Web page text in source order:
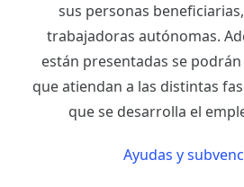
sus personas
trabajadoras autónomas.
están presentadas se
que atiendan a las distintas
que se desarrolla el
Ayudas y